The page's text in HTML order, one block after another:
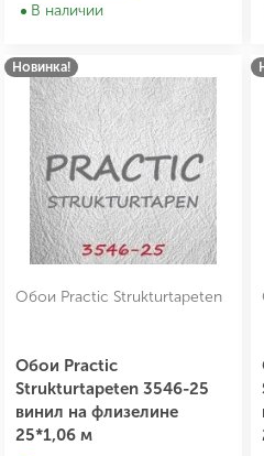
В наличии
Новинка!
Обои Practic Strukturtapeten
Обои Practic
Strukturtapeten 3546-25
винил на флизелине
25*1,06 м